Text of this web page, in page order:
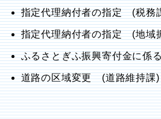
指定代理納付者の指定 (税務
指定代理納付者の指定 (地域
ふるさとぎふ振興寄付金に係
道路の区域変更 (道路維持課)